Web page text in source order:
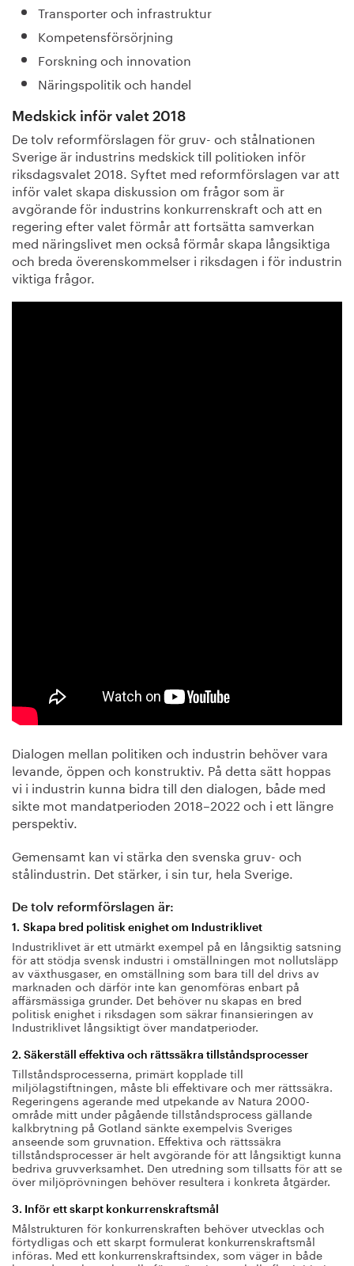
Transporter och infrastruktur
Kompetensförsörjning
Forskning och innovation
Näringspolitik och handel
Medskick inför valet 2018
De tolv reformförslagen för gruv- och stålnationen
Sverige är industrins medskick till politioken inför
riksdagsvalet 2018. Syftet med reformförslagen var att
inför valet skapa diskussion om frågor som är
avgörande för industrins konkurrenskraft och att en
regering efter valet förmår att fortsätta samverkan
med näringslivet men också förmår skapa långsiktiga
och breda överenskommelser i riksdagen i för industrin
viktiga frågor.
Dialogen mellan politiken och industrin behöver vara
levande, öppen och konstruktiv. På detta sätt hoppas
vi i industrin kunna bidra till den dialogen, både med
sikte mot mandatperioden 2018–2022 och i ett längre
perspektiv.
Gemensamt kan vi stärka den svenska gruv- och
stålindustrin. Det stärker, i sin tur, hela Sverige.
De tolv reformförslagen är:
1. Skapa bred politisk enighet om Industriklivet
Industriklivet är ett utmärkt exempel på en långsiktig satsning
för att stödja svensk industri i omställningen mot nollutsläpp
av växthusgaser, en omställning som bara till del drivs av
marknaden och därför inte kan genomföras enbart på
affärsmässiga grunder. Det behöver nu skapas en bred
politisk enighet i riksdagen som säkrar finansieringen av
Industriklivet långsiktigt över mandatperioder.
2. Säkerställ effektiva och rättssäkra tillståndsprocesser
Tillståndsprocesserna, primärt kopplade till
miljölagstiftningen, måste bli effektivare och mer rättssäkra.
Regeringens agerande med utpekande av Natura 2000-
område mitt under pågående tillståndsprocess gällande
kalkbrytning på Gotland sänkte exempelvis Sveriges
anseende som gruvnation. Effektiva och rättssäkra
tillståndsprocesser är helt avgörande för att långsiktigt kunna
bedriva gruvverksamhet. Den utredning som tillsatts för att se
över miljöprövningen behöver resultera i konkreta åtgärder.
3. Inför ett skarpt konkurrenskraftsmål
Målstrukturen för konkurrenskraften behöver utvecklas och
förtydligas och ett skarpt formulerat konkurrenskraftsmål
införas. Med ett konkurrenskraftsindex, som väger in både